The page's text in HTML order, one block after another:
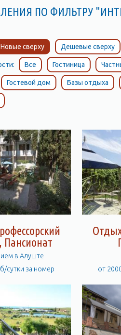
ПО ФИЛЬТРУ
Новые сверху Дешевые сверху
Все Гостиница
Гостевой дом Базы отдыха
Пансионат
в Алуште
сутки за номер
от